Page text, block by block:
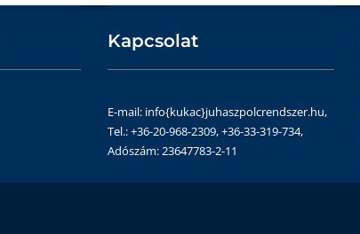
Kapcsolat
E-mail: info{kukac}juhaszpolcrendszer.hu,
Tel.: +36-20-968-2309, +36-33-319-734,
Adószám: 23647783-2-11